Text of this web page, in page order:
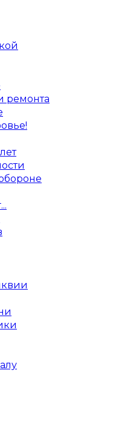
ремонта